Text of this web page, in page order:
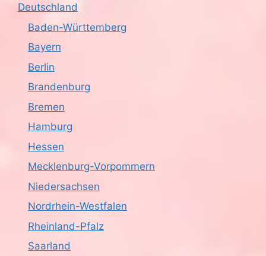
Deutschland
Baden-Württemberg
Bayern
Berlin
Brandenburg
Bremen
Hamburg
Hessen
Mecklenburg-Vorpommern
Niedersachsen
Nordrhein-Westfalen
Rheinland-Pfalz
Saarland